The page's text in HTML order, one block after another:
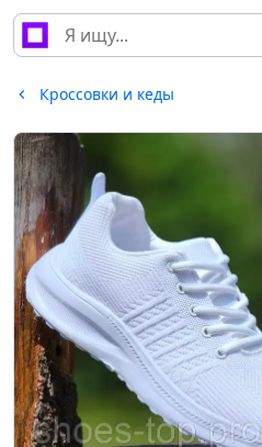
Кроссовки и кеды